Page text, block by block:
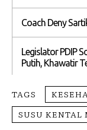
Coach Deny
Legislator PDIP
Putih, Khawatir
TAGS
SUSU KENTAL